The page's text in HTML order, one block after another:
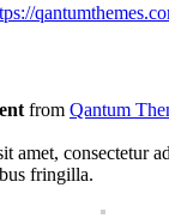
from Qantum
amet, consectetur
fringilla.